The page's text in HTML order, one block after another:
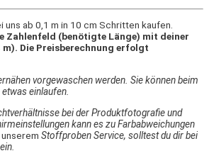
uns ab 0,1 m in 10 cm Schritten kaufen.
Zahlenfeld (benötigte Länge) mit deiner
m). Die Preisberechnung erfolgt
vorgewaschen werden. Sie können beim
einlaufen.
bei der Produktfotografie und
kann es zu Farbabweichungen
Stoffproben Service, solltest du dir bei